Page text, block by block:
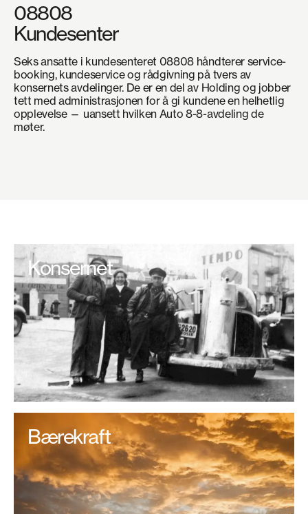
08808
Kundesenter
Seks ansatte i kundesenteret 08808 håndterer service-
booking, kundeservice og rådgivning på tvers av
konsernets avdelinger. De er en del av Holding og jobber
tett med administrasjonen for å gi kundene en helhetlig
opplevelse — uansett hvilken Auto 8-8-avdeling de
møter.
Konsernet
Bærekraft